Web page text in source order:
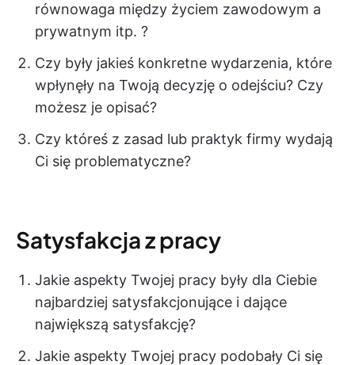
równowaga między życiem zawodowym a
prywatnym itp. ?
Czy były jakieś konkretne wydarzenia, które
wpłynęły na Twoją decyzję o odejściu? Czy
możesz je opisać?
Czy któreś z zasad lub praktyk firmy wydają
Ci się problematyczne?
Satysfakcja z pracy
Jakie aspekty Twojej pracy były dla Ciebie
najbardziej satysfakcjonujące i dające
największą satysfakcję?
Jakie aspekty Twojej pracy podobały Ci się